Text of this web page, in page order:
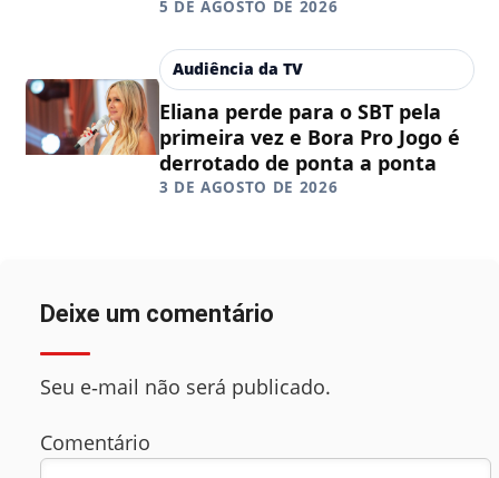
5 DE AGOSTO DE 2026
Audiência da TV
Eliana perde para o SBT pela
primeira vez e Bora Pro Jogo é
derrotado de ponta a ponta
3 DE AGOSTO DE 2026
Deixe um comentário
Seu e‑mail não será publicado.
Comentário